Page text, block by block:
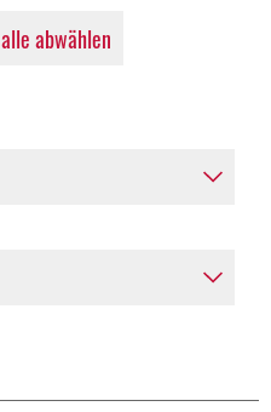
alle abwählen